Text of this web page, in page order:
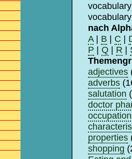
vocabulary
nach
A| B | C |
P | Q | R |
adjectives
adverbs
salutation
doctor
properties
shopping